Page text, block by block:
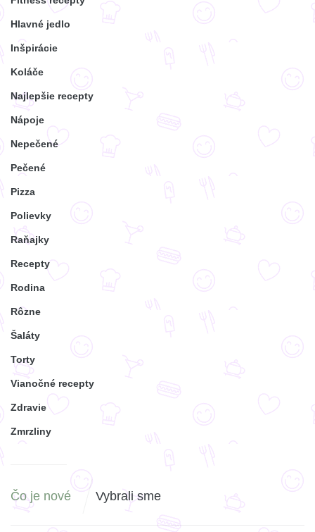
Hlavné jedlo
Inšpirácie
Koláče
Najlepšie recepty
Nápoje
Nepečené
Pečené
Pizza
Polievky
Raňajky
Recepty
Rodina
Rôzne
Šaláty
Torty
Vianočné recepty
Zdravie
Zmrzliny
Čo je nové Vybrali sme